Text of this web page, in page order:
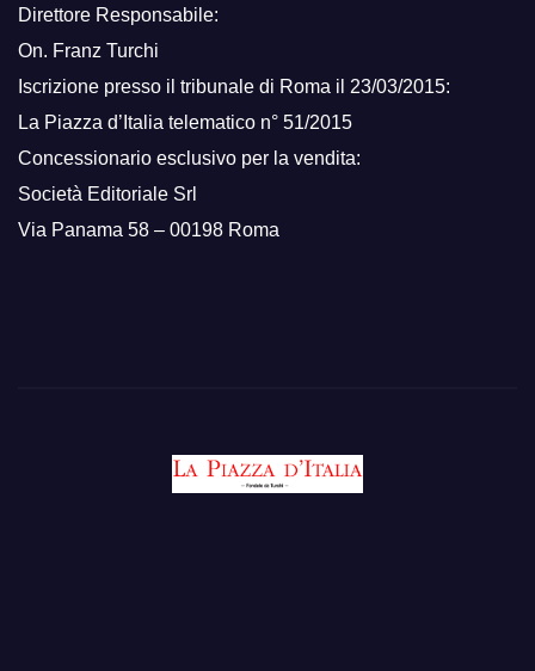
Direttore Responsabile:
On. Franz Turchi
Iscrizione presso il tribunale di Roma il 23/03/2015:
La Piazza d’Italia telematico n° 51/2015
Concessionario esclusivo per la vendita:
Società Editoriale Srl
Via Panama 58 – 00198 Roma